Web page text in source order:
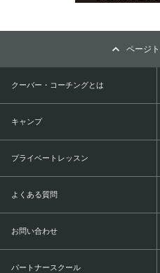
ページ
クーバー・コーチングとは
キャンプ
プライベートレッスン
よくある質問
お問い合わせ
パートナースクール